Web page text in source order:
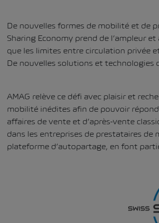
De nouvelles formes de mobilité et de
Sharing Economy prend de l’ampleur
que les limites entre circulation privée
De nouvelles solutions et technologies
AMAG relève ce défi avec plaisir et
mobilité inédites afin de pouvoir
affaires de vente et d’après-vente
dans les entreprises de prestataires de
plateforme d’autopartage, en font